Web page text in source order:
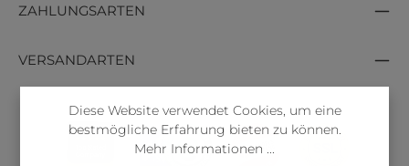
ZAHLUNGSARTEN
VERSANDARTEN
Diese Website verwendet Cookies, um eine
bestmögliche Erfahrung bieten zu können.
Mehr Informationen ...